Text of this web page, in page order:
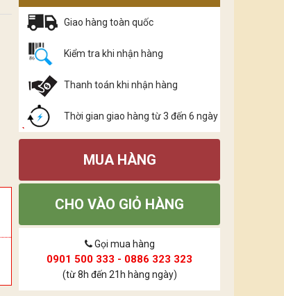
Giao hàng toàn quốc
Kiểm tra khi nhận hàng
Thanh toán khi nhận hàng
Thời gian giao hàng từ 3 đến 6 ngày
MUA HÀNG
CHO VÀO GIỎ HÀNG
Gọi mua hàng
0901 500 333 - 0886 323 323
(từ 8h đến 21h hàng ngày)